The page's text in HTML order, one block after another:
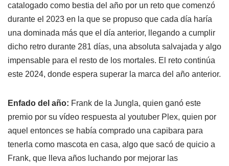
catalogado como bestia del año por un reto que comenzó
durante el 2023 en la que se propuso que cada día haría
una dominada más que el día anterior, llegando a cumplir
dicho retro durante 281 días, una absoluta salvajada y algo
impensable para el resto de los mortales. El reto continúa
este 2024, donde espera superar la marca del año anterior.
Enfado del año: Frank de la Jungla, quien ganó este
premio por su vídeo respuesta al youtuber Plex, quien por
aquel entonces se había comprado una capibara para
tenerla como mascota en casa, algo que sacó de quicio a
Frank, que lleva años luchando por mejorar las